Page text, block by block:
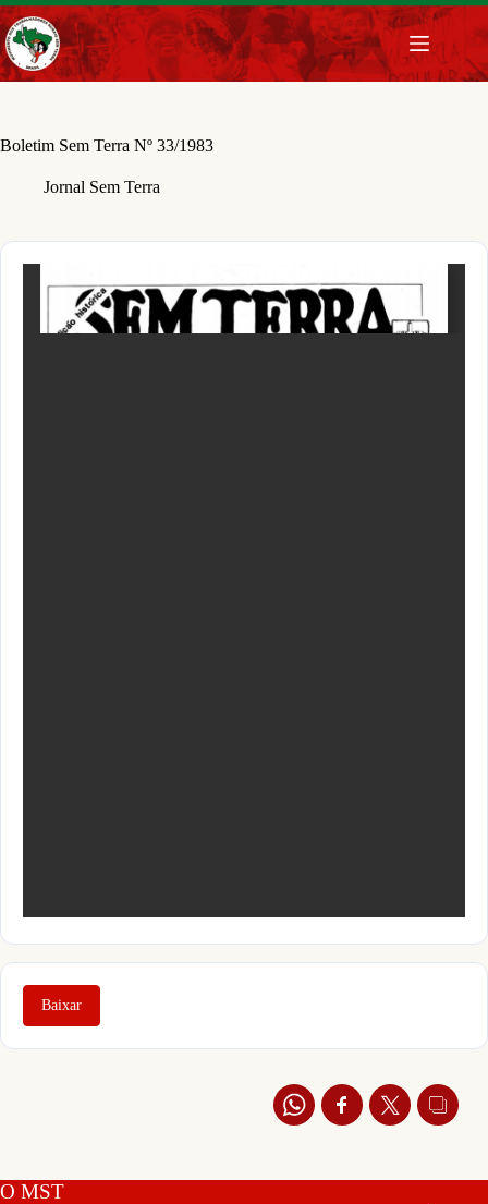
Pular
para
o
conteúdo
Boletim Sem Terra Nº 33/1983
Jornal Sem Terra
Baixar
O MST